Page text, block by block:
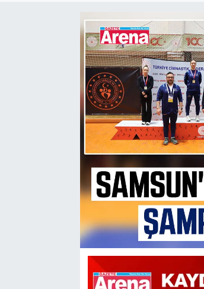
Haber Arşivi